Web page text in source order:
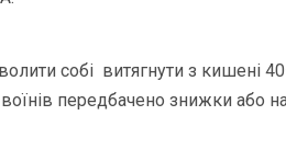
собі витягнути з кишені
воїнів передбачено знижки або